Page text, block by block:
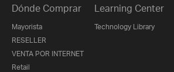
Dónde Comprar
Mayorista
RESELLER
VENTA POR INTERNET
Retail
Learning Center
Technology Library